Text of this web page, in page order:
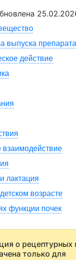
выпуска препарата
действие
взаимодействие
лактация
возрасте
функции почек
о рецептурных
только для